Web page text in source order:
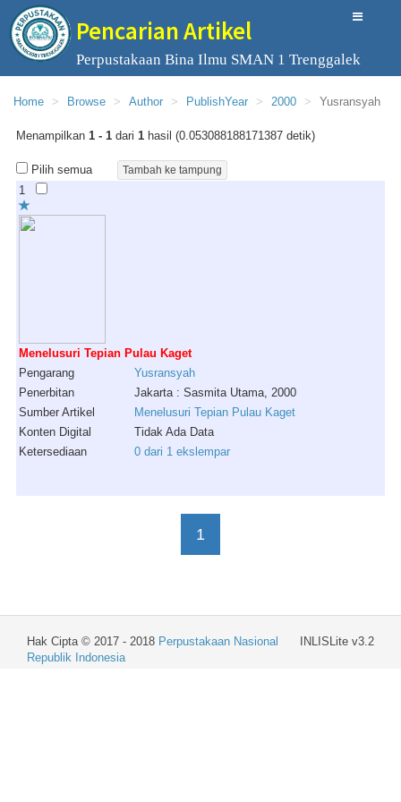
Pencarian Artikel
Perpustakaan Bina Ilmu SMAN 1 Trenggalek
Home Browse Author PublishYear 2000 Yusransyah
Menampilkan 1 - 1 dari 1 hasil (0.053088188171387 detik)
Pilih semua
1
Menelusuri Tepian Pulau Kaget
Pengarang
Yusransyah
Penerbitan
Jakarta : Sasmita Utama, 2000
Sumber Artikel
Menelusuri Tepian Pulau Kaget
Konten Digital
Tidak Ada Data
Ketersediaan
0 dari 1 ekslempar
1
INLISLite v3.2
Hak Cipta © 2017 - 2018 Perpustakaan Nasional
Republik Indonesia